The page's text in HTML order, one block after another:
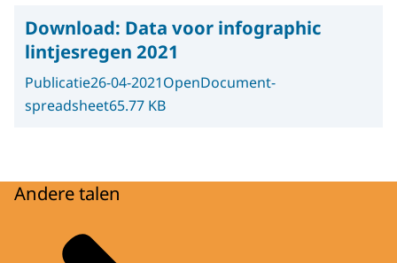
Download: Data voor infographic
lintjesregen 2021
Publicatie26-04-2021OpenDocument-
spreadsheet65.77 KB
Andere talen